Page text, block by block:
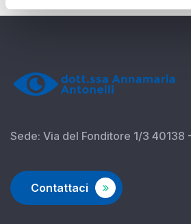
Sede: Via del Fonditore 1/3 40138
Contattaci